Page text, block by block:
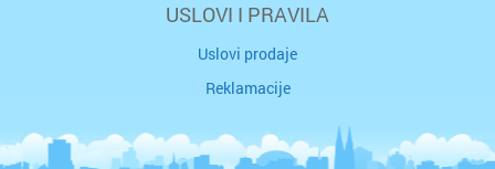
USLOVI I PRAVILA
Uslovi prodaje
Reklamacije